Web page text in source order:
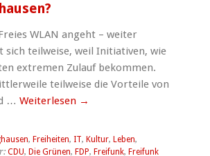
WLAN angeht – weiter
sich teilweise, weil Initiativen, wie
extremen Zulauf bekommen.
teilweise die Vorteile von
… Weiterlesen →
, Freiheiten, IT, Kultur, Leben,
CDU, Die Grünen, FDP, Freifunk, Freifunk